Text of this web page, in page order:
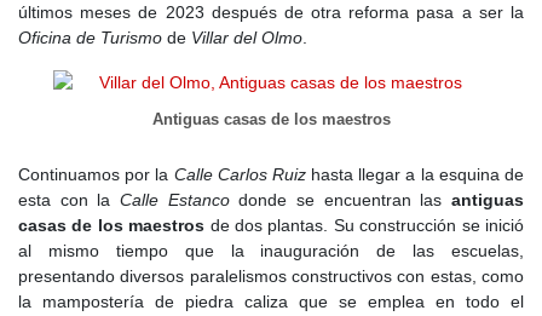
últimos meses de 2023 después de otra reforma pasa a ser la
Oficina de Turismo de Villar del Olmo.
Antiguas casas de los maestros
Continuamos por la Calle Carlos Ruizhasta llegar a la esquina de
esta con la Calle Estancodonde se encuentran lasantiguas
casas de los maestros de dos plantas. Su construcción se inició
al mismo tiempo que la inauguración de las escuelas,
presentando diversos paralelismos constructivos con estas, como
la mampostería de piedra caliza que se emplea en todo el